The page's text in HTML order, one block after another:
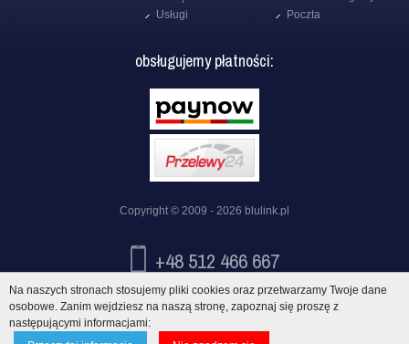
Usługi
Poczta
obsługujemy płatności:
Copyright © 2009 - 2026 blulink.pl
+48 512 466 667
info@blulink.pl
Na naszych stronach stosujemy pliki cookies oraz przetwarzamy Twoje dane
osobowe. Zanim wejdziesz na naszą stronę, zapoznaj się proszę z
następującymi informacjami: